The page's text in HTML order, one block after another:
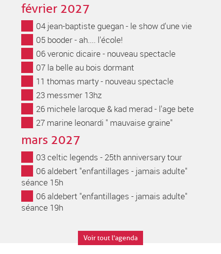
février 2027
04 jean-baptiste guegan - le show d'une vie
05 booder - ah.... l'école!
06 veronic dicaire - nouveau spectacle
07 la belle au bois dormant
11 thomas marty - nouveau spectacle
23 messmer 13hz
26 michele laroque & kad merad - l'age bete
27 marine leonardi " mauvaise graine"
mars 2027
03 celtic legends - 25th anniversary tour
06 aldebert "enfantillages - jamais adulte"
séance 15h
06 aldebert "enfantillages - jamais adulte"
séance 19h
Voir tout l'agenda